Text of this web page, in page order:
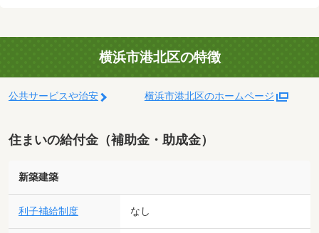
横浜市港北区の特徴
公共サービスや治安 横浜市港北区のホームページ
住まいの給付金（補助金・助成金）
新築建築
利子補給制度 なし